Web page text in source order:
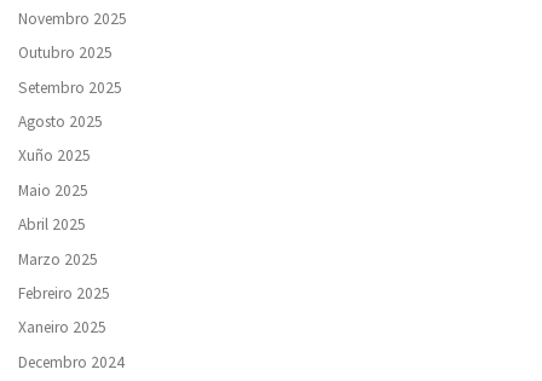
Novembro 2025
Outubro 2025
Setembro 2025
Agosto 2025
Xuño 2025
Maio 2025
Abril 2025
Marzo 2025
Febreiro 2025
Xaneiro 2025
Decembro 2024